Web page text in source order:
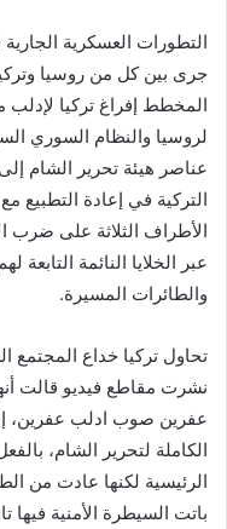
التطورات العسكرية
جرى بين كل من روسيا
المخطط إفراغ تركيا
لروسيا والنظام السوري
عناصر هيئة تحرير الشام
التركية في إعادة التطبيع
الأطراف الثلاثة على ضرب
عبر الخلايا النائمة
والطائرات المسيرة.
تحاول تركيا خداع
نشرت مقاطع فيديو قالت
عفرين صوب ادلب عفرين،
الكاملة لتحرير الشام،
الرئيسية لكنها عادت من
باتت السيطرة الأمنية فيها